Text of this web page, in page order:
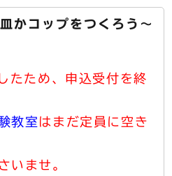
かコップをつくろう～
ため、申込受付を終
教室 はまだ定員に空き
いませ。